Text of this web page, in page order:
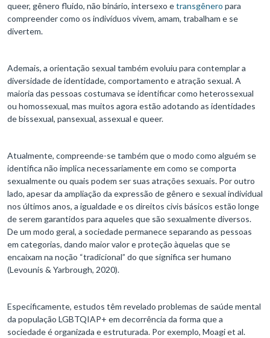
queer, gênero fluido, não binário, intersexo etransgênero para
compreender como os indivíduos vivem, amam, trabalham e se
divertem.
Ademais, a orientação sexual também evoluiu para contemplar a
diversidade de identidade, comportamento e atração sexual. A
maioria das pessoas costumava se identificar como heterossexual
ou homossexual, mas muitos agora estão adotando as identidades
de bissexual, pansexual, assexual e queer.
Atualmente, compreende-se também que o modo como alguém se
identifica não implica necessariamente em como se comporta
sexualmente ou quais podem ser suas atrações sexuais. Por outro
lado, apesar da ampliação da expressão de gênero e sexual individual
nos últimos anos, a igualdade e os direitos civis básicos estão longe
de serem garantidos para aqueles que são sexualmente diversos.
De um modo geral, a sociedade permanece separando as pessoas
em categorias, dando maior valor e proteção àquelas que se
encaixam na noção “tradicional” do que significa ser humano
(Levounis & Yarbrough, 2020).
Especificamente, estudos têm revelado problemas de saúde mental
da população LGBTQIAP+ em decorrência da forma que a
sociedade é organizada e estruturada. Por exemplo, Moagi et al.